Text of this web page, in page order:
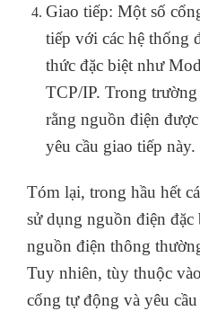
Giao tiếp: Một số
tiếp với các hệ thống
thức đặc biệt như
TCP/IP. Trong
rằng nguồn điện
yêu cầu giao tiếp này.
Tóm lại, trong hầu hết
sử dụng nguồn điện
nguồn điện thông
Tuy nhiên, tùy thuộc
cổng tự động và yêu